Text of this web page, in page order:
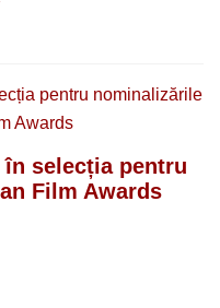
selecția pentru
Film Awards